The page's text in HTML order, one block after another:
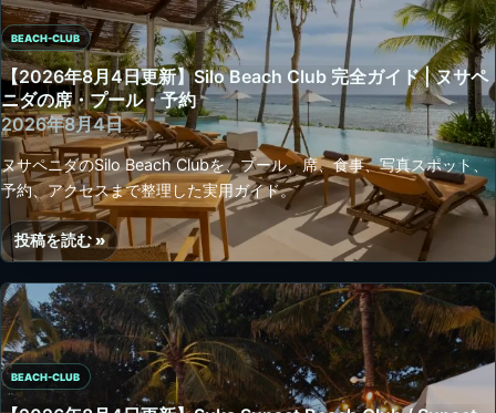
の
竹
建
築・
Tiki
Bar・
席
選
び
更
新】
Missoni
Resort
Club
完
全
ガ
イ
ド
BEACH-CLUB
【2026年8月4日更新】Silo Beach Club 完全ガイド | ヌサペ
ニダの席・プール・予約
2026年8月4日
ヌサペニダのSilo Beach Clubを、プール、席、食事、写真スポット、
予約、アクセスまで整理した実用ガイド。
【2026
8
月
4
日
更
投稿を読む »
BEACH-CLUB